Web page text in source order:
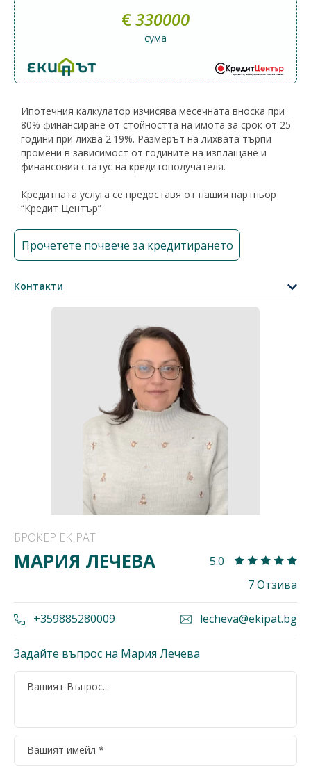
€330000
сума
Ипотечния калкулатор изчисява месечната вноска при
80% финансиране от стойността на имота за срок от 25
години при лихва 2.19%. Размерът на лихвата търпи
промени в зависимост от годините на изплащане и
финансовия статус на кредитополучателя.
Кредитната услуга се предоставя от нашия партньор
“Кредит Център”
Прочетете почвече за кредитирането
Контакти
БРОКЕР EKIPAT
МАРИЯ ЛЕЧЕВА
5.0
7 Отзива
+359885280009 lecheva@ekipat.bg
Задайте въпрос на Мария Лечева